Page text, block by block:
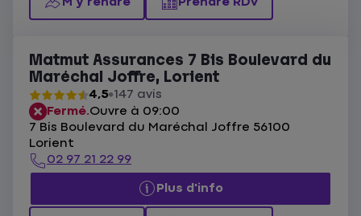
Matmut Assurances 7 Bis Boulevard du
Maréchal Joffre, Lorient
4,5 147 avis
Fermé.Ouvre à 09:00
7 Bis Boulevard du Maréchal Joffre 56100
Lorient
02 97 21 22 99
Plus d'info